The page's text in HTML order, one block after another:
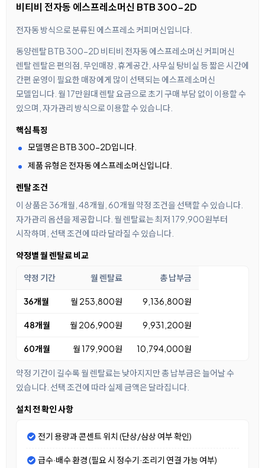
비티비 전자동 에스프레소머신 BTB 300-2D
전자동 방식으로 분류된 에스프레소 커피머신입니다.
동양렌탈 BTB 300-2D 비티비 전자동 에스프레소머신 커피머신
렌탈 렌탈은 편의점, 무인매장, 휴게공간, 사무실 탕비실 등 짧은 시간에
간편 운영이 필요한 매장에게 많이 선택되는 에스프레소머신
모델입니다. 월 17만원대 렌탈 요금으로 초기 구매 부담 없이 이용할 수
있으며, 자가관리 방식으로 이용할 수 있습니다.
핵심 특징
모델명은 BTB 300-2D입니다.
제품 유형은 전자동 에스프레소머신입니다.
렌탈 조건
이 상품은 36개월, 48개월, 60개월 약정 조건을 선택할 수 있습니다.
자가관리 옵션을 제공합니다. 월 렌탈료는 최저 179,900원부터
시작하며, 선택 조건에 따라 달라질 수 있습니다.
약정별 월 렌탈료 비교
약정 기간 월 렌탈료 총 납부금
36개월 월 253,800원 9,136,800원
48개월 월 206,900원 9,931,200원
60개월 월 179,900원 10,794,000원
약정 기간이 길수록 월 렌탈료는 낮아지지만 총 납부금은 늘어날 수
있습니다. 선택 조건에 따라 실제 금액은 달라집니다.
설치 전 확인 사항
전기 용량과 콘센트 위치 (단상/삼상 여부 확인)
급수·배수 환경 (필요 시 정수기·조리기 연결 가능 여부)